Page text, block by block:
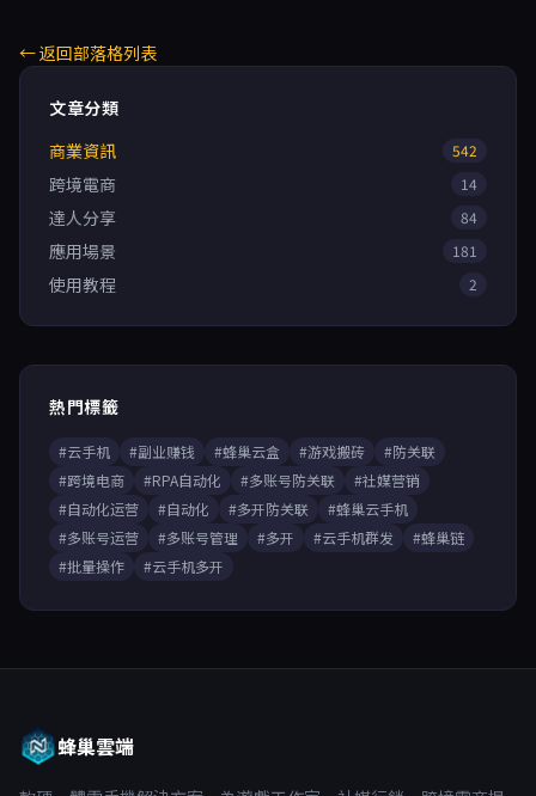
← 返回部落格列表
文章分類
商業資訊
542
跨境電商 14
達人分享 84
應用場景 181
使用教程 2
熱門標籤
#云手机 #副业赚钱 #蜂巢云盒 #游戏搬砖
#防关联
#跨境电商
#RPA自动化 #多账号防关联
#社媒营销
#自动化运营
#自动化 #多开防关联
#蜂巢云手机
#多账号运营
#多账号管理 #多开 #云手机群发
#蜂巢链
#批量操作
#云手机多开
蜂巢雲端